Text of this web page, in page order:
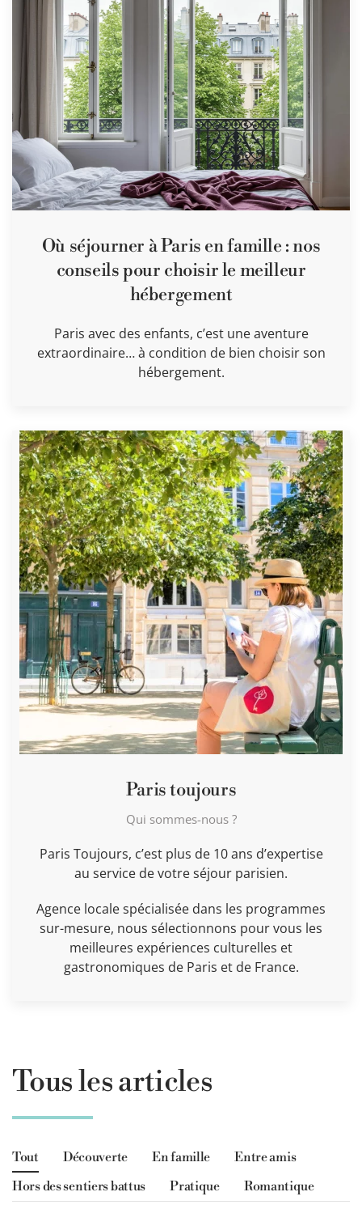
Où séjourner à Paris en famille : nos
conseils pour choisir le meilleur
hébergement
Paris avec des enfants, c’est une aventure
extraordinaire… à condition de bien choisir son
hébergement.
Paris toujours
Qui sommes-nous ?
Paris Toujours, c’est plus de 10 ans d’expertise
au service de votre séjour parisien.
Agence locale spécialisée dans les programmes
sur-mesure, nous sélectionnons pour vous les
meilleures expériences culturelles et
gastronomiques de Paris et de France.
Tous les articles
Tout Découverte En famille
Entre amis
Hors des sentiers battus
Pratique Romantique